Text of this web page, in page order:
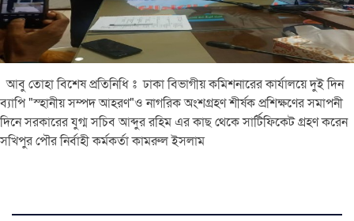
আবু তোহা বিশেষ প্রতিনিধি ঃ ঢাকা বিভাগীয় কমিশনারের কার্যালয়ে দুই দিন
ব্যাপি "স্হানীয় সম্পদ আহরণ"ও নাগরিক অংশগ্রহণ শীর্ষক প্রশিক্ষণের সমাপনী
দিনে সরকারের যুগ্ম সচিব আব্দুর রহিম এর কাছ থেকে সার্টিফিকেট গ্রহণ করেন
সখিপুর পৌর নির্বাহী কর্মকর্তা কামরুল ইসলাম